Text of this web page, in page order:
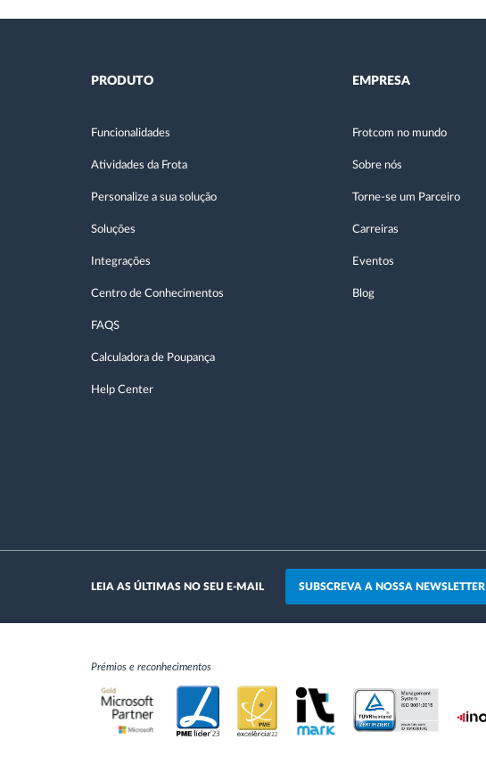
PRODUTO
Funcionalidades
Atividades da Frota
Personalize a sua solução
Soluções
Integrações
Centro de Conhecimentos
FAQS
Calculadora de Poupança
Help Center
EMPRESA
Frotcom no mundo
Sobre nós
Torne-se um Parceiro
Carreiras
Eventos
Blog
LEIA AS ÚLTIMAS NO SEU E-MAIL SUBSCREVA A NOSSA NEWSLETTER
Prémios e reconhecimentos